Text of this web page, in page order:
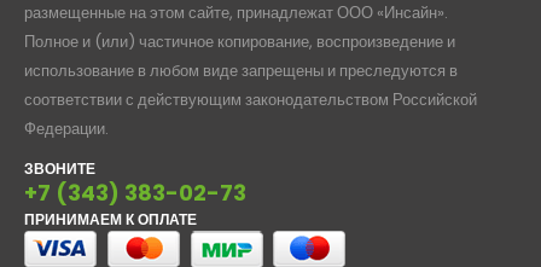
размещенные на этом сайте, принадлежат ООО «Инсайн».
Полное и (или) частичное копирование, воспроизведение и
использование в любом виде запрещены и преследуются в
соответствии с действующим законодательством Российской
Федерации.
ЗВОНИТЕ
+7 (343) 383-02-73
ПРИНИМАЕМ К ОПЛАТЕ